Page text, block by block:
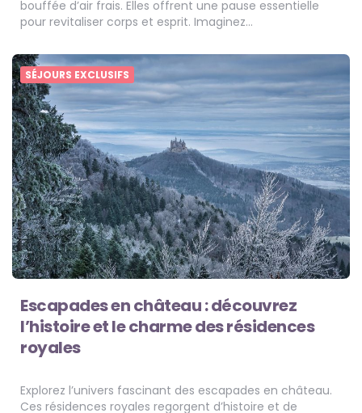
bouffée d’air frais. Elles offrent une pause essentielle
pour revitaliser corps et esprit. Imaginez…
SÉJOURS EXCLUSIFS
Escapades en château : découvrez
l’histoire et le charme des résidences
royales
Explorez l’univers fascinant des escapades en château.
Ces résidences royales regorgent d’histoire et de